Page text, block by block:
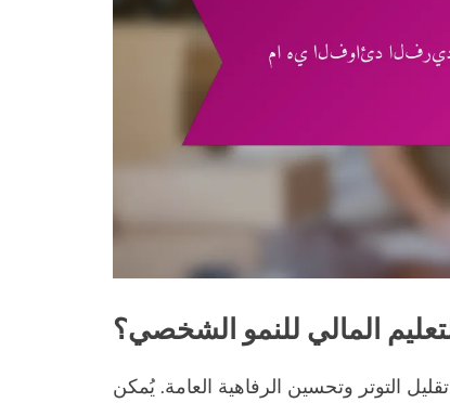
المالي للنمو الشخصي؟
التوتر وتحسين الرفاهية العامة. يُمكن